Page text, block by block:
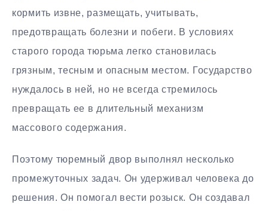
кормить извне, размещать, учитывать,
предотвращать болезни и побеги. В условиях
старого города тюрьма легко становилась
грязным, тесным и опасным местом. Государство
нуждалось в ней, но не всегда стремилось
превращать ее в длительный механизм
массового содержания.
Поэтому тюремный двор выполнял несколько
промежуточных задач. Он удерживал человека до
решения. Он помогал вести розыск. Он создавал